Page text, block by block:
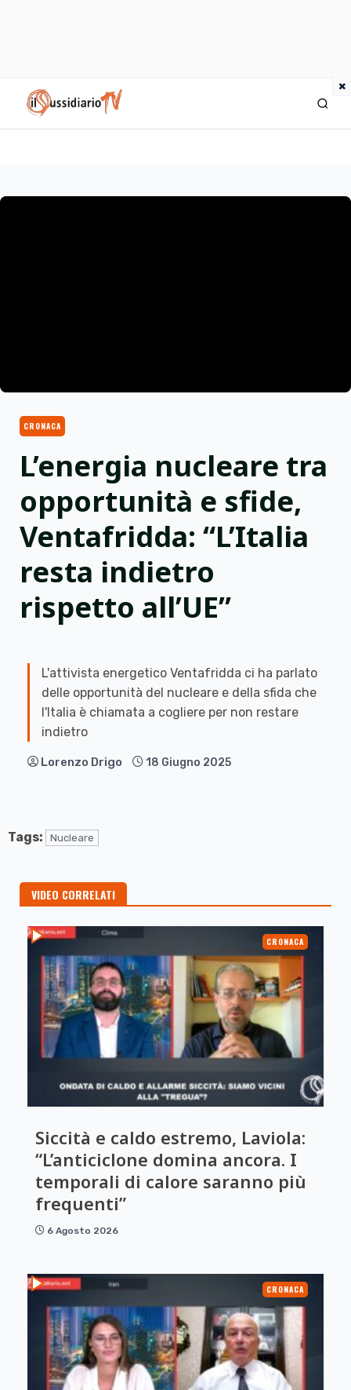
×
IlSussidiario TV
CRONACA
L’energia nucleare tra
opportunità e sfide,
Ventafridda: “L’Italia
resta indietro
rispetto all’UE”
L'attivista energetico Ventafridda ci ha parlato
delle opportunità del nucleare e della sfida che
l'Italia è chiamata a cogliere per non restare
indietro
Lorenzo Drigo 18 Giugno 2025
Tags: Nucleare
VIDEO CORRELATI
CRONACA
Siccità e caldo estremo, Laviola:
“L’anticiclone domina ancora. I
temporali di calore saranno più
frequenti”
6 Agosto 2026
CRONACA